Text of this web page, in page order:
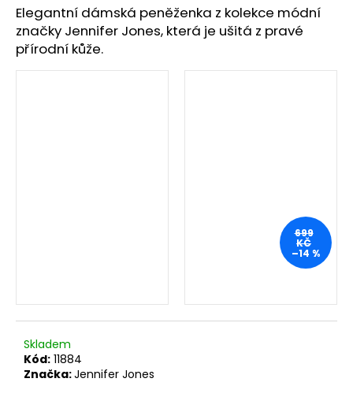
Elegantní dámská peněženka z kolekce módní
značky Jennifer Jones, která je ušitá z pravé
přírodní kůže.
699
KČ
–14 %
Skladem
Kód: 11884
Značka:Jennifer Jones
č
u
j
e